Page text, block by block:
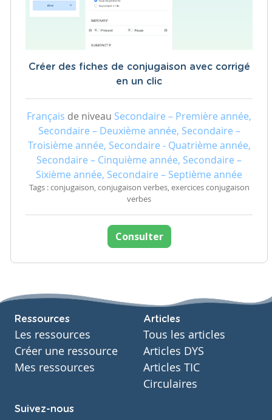
Créer des fiches de conjugaison avec corrigé
en un clic
Français de niveau Secondaire – Première année,
Secondaire – Deuxième année, Secondaire –
Troisième année, Secondaire - Quatrième année,
Secondaire – Cinquième année, Secondaire –
Sixième année, Secondaire – Septième année
Tags : conjugaison, conjugaison verbes, exercices conjugaison
verbes
Consulter
Ressources
Les ressources
Créer une ressource
Mes ressources
Articles
Tous les articles
Articles DYS
Articles TIC
Circulaires
Suivez-nous